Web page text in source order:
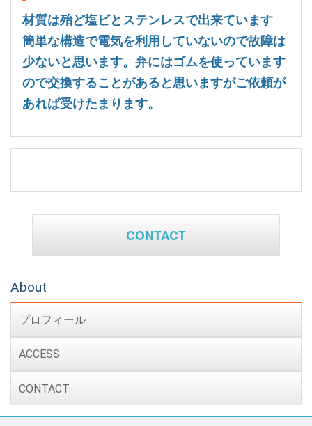
材質は殆ど塩ビとステンレスで出来ています
簡単な構造で電気を利用していないので故障は
少ないと思います。弁にはゴムを使っています
ので交換することがあると思いますがご依頼が
あれば受けたまります。
CONTACT
About
プロフィール
ACCESS
CONTACT